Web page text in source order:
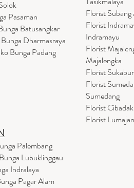
Pasaman
Batusangkar
Dharmasraya
Bunga Padang
Palembang
Lubuklinggau
Indralaya
Pagar Alam
Florist
Florist
Indramayu
Florist
Majalengka
Florist
Florist
Sumedang
Florist
Florist